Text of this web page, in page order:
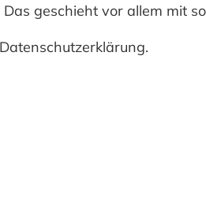
geschieht vor allem mit